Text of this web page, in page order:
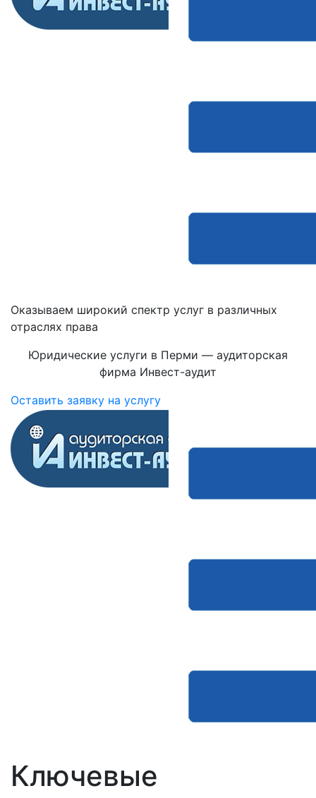
Оказываем широкий спектр услуг в различных
отраслях права
Юридические услуги в Перми — аудиторская
фирма Инвест-аудит
Оставить заявку на услугу
Ключевые